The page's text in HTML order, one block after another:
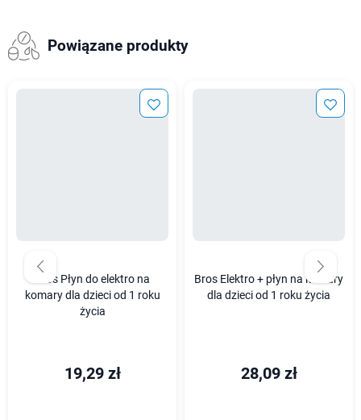
Powiązane produkty
Bros Płyn do elektro na
komary dla dzieci od 1 roku
życia
19,29 zł
Bros Elektro + płyn na komary
dla dzieci od 1 roku życia
28,09 zł